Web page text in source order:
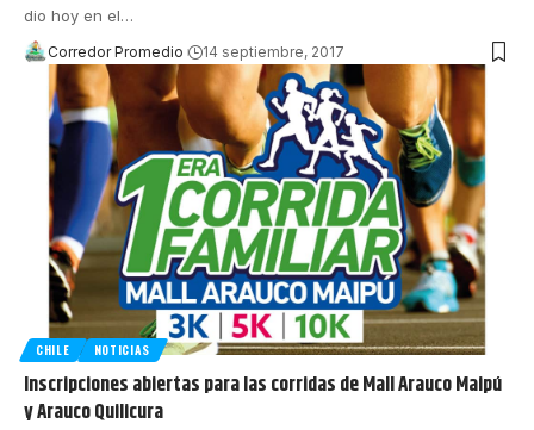
dio hoy en el…
Corredor Promedio 14 septiembre, 2017
CHILE NOTICIAS
Inscripciones abiertas para las corridas de Mall Arauco Maipú
y Arauco Quilicura